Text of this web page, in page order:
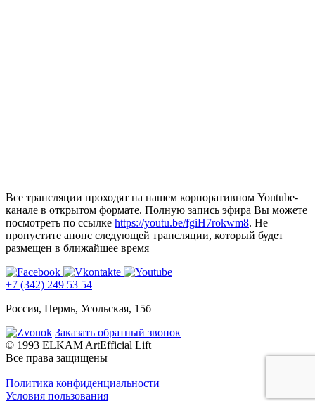
Все трансляции проходят на нашем корпоративном Youtube-
канале в открытом формате. Полную запись эфира Вы можете
посмотреть по ссылке https://youtu.be/fgiH7rokwm8. Не
пропустите анонс следующей трансляции, который будет
размещен в ближайшее время
+7 (342) 249 53 54
Россия, Пермь, Усольская, 15б
Заказать обратный звонок
© 1993 ELKAM ArtEfficial Lift
Все права защищены
Политика конфиденциальности
Условия пользования